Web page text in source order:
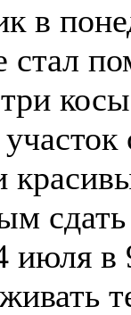
в
сдать
июля в